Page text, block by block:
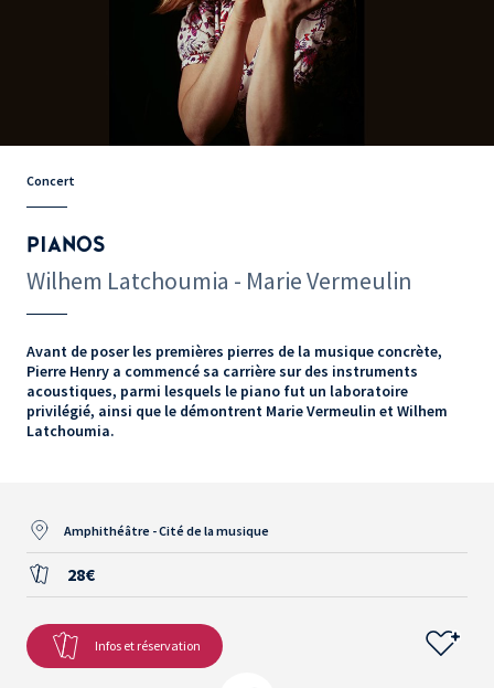
Concert
PIANOS
Wilhem Latchoumia - Marie Vermeulin
Avant de poser les premières pierres de la musique concrète,
Pierre Henry a commencé sa carrière sur des instruments
acoustiques, parmi lesquels le piano fut un laboratoire
privilégié, ainsi que le démontrent Marie Vermeulin et Wilhem
Latchoumia.
Amphithéâtre - Cité de la musique
28€
Infos et réservation